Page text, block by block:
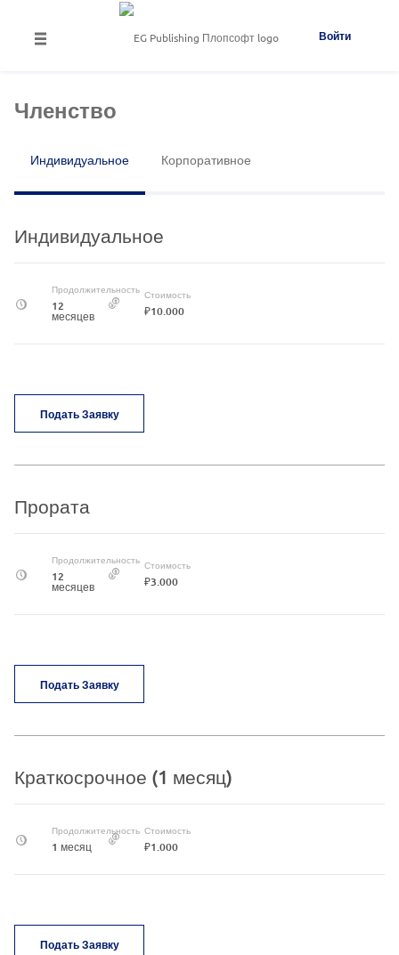
Войти
Членство
Индивидуальное Корпоративное
Индивидуальное
Продолжительность
12
месяцев
Стоимость
₽10.000
Подать Заявку
Прората
Продолжительность
12
месяцев
Стоимость
₽3.000
Подать Заявку
Краткосрочное (1 месяц)
Продолжительность
1 месяц
Стоимость
₽1.000
Подать Заявку